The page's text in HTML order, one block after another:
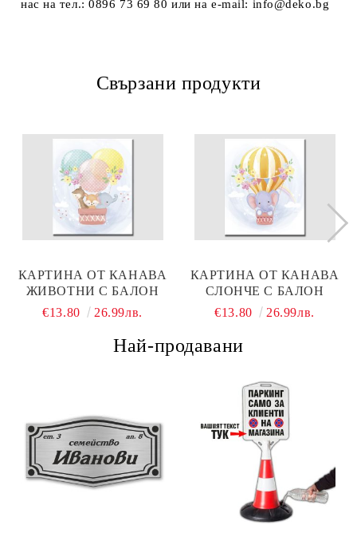
нас на тел.: 0896 73 69 80 или на e-mail: info@deko.bg
Свързани продукти
КАРТИНА ОТ КАНАВА
ЖИВОТНИ С БАЛОН
€13.80
26.99лв.
КАРТИНА ОТ КАНАВА
СЛОНЧЕ С БАЛОН
€13.80
26.99лв.
Най-продавани